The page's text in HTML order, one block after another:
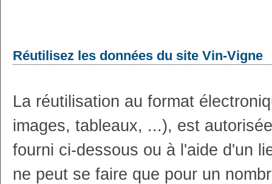
Réutilisez les données du site Vin-Vigne
La réutilisation au format
images, tableaux, ...), est
fourni ci-dessous ou à l'aide d'un
ne peut se faire que pour un